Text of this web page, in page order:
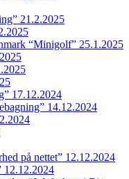
21.2.2025
“Minigolf” 25.1.2025
17.12.2024
14.12.2024
på nettet” 12.12.2024
12.12.2024